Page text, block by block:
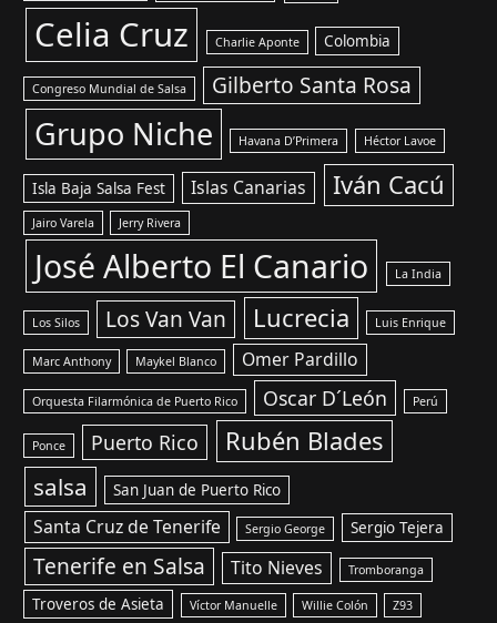
Celia Cruz Charlie Aponte Colombia
Congreso Mundial de Salsa Gilberto Santa Rosa
Grupo Niche Havana D’Primera Héctor Lavoe
Isla Baja Salsa Fest Islas Canarias Iván Cacú
Jairo Varela Jerry Rivera
José Alberto El Canario La India
Los Silos Los Van Van Lucrecia Luis Enrique
Marc Anthony Maykel Blanco Omer Pardillo
Orquesta Filarmónica de Puerto Rico Oscar D´León Perú
Ponce Puerto Rico Rubén Blades
salsa San Juan de Puerto Rico
Santa Cruz de Tenerife Sergio George Sergio Tejera
Tenerife en Salsa Tito Nieves Tromboranga
Troveros de Asieta Víctor Manuelle Willie Colón Z93